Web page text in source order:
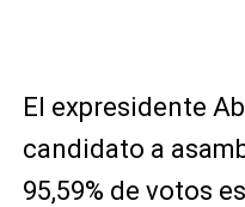
El expresidente
candidato a
95,59% de votos